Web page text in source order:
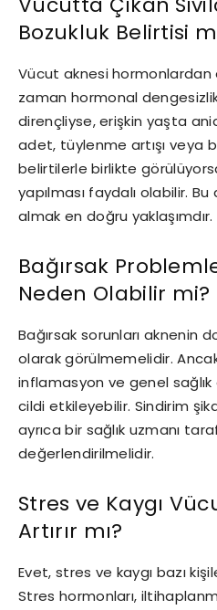
Bozukluk Belirtisi
Vücut aknesi hormonlardan
zaman hormonal
dirençliyse, erişkin yaşta
adet, tüylenme artışı veya
belirtilerle birlikte
yapılması faydalı olabilir.
almak en doğru yaklaşımdır.
Bağırsak
Neden Olabilir mi?
Bağırsak sorunları aknenin
olarak görülmemelidir.
inflamasyon ve genel sağlık
cildi etkileyebilir. Sindirim
ayrıca bir sağlık uzmanı
değerlendirilmelidir.
Stres ve Kaygı
Artırır mı?
Evet, stres ve kaygı bazı
Stres hormonları,